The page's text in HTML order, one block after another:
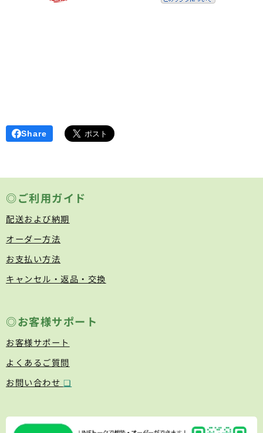
Share
◎ご利用ガイド
配送および納期
オーダー方法
お支払い方法
キャンセル・返品・交換
◎お客様サポート
お客様サポート
よくあるご質問
お問い合わせ ❏